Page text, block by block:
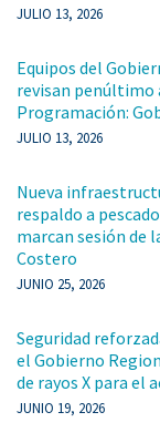
JULIO 13, 2026
Equipos del
revisan penúltimo
Programación:
JULIO 13, 2026
Nueva
respaldo a
marcan sesión de
Costero
JUNIO 25, 2026
Seguridad
el Gobierno
de rayos X para el
JUNIO 19, 2026